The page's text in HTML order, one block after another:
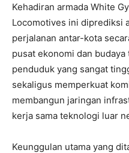
Kehadiran armada White
Locomotives ini diprediksi
perjalanan antar-kota
pusat ekonomi dan
penduduk yang sangat
sekaligus memperkuat
membangun jaringan
kerja sama teknologi luar
Keunggulan utama yang